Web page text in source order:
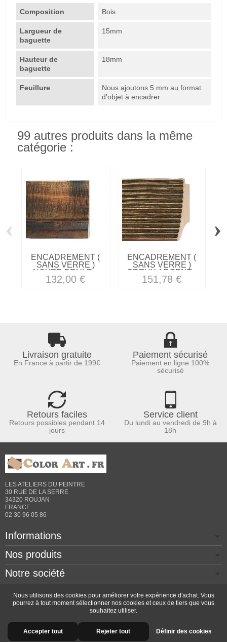
Composition Bois
Largueur de
baguette
15mm
Hauteur de
baguette
18mm
Feuillure
Nous ajoutons 5 mm au format
d'objet à encadrer
99 autres produits dans la même
catégorie :
ENCADREMENT (
SANS VERRE )
NOYER BRULE...
132,00 €
ENCADREMENT (
SANS VERRE )
CREUX ARGENT...
151,78 €
‹ ›
Livraison gratuite
En France à partir de 199€
Paiement sécurisé
Paiement en ligne 100%
sécurisé
Retours faciles
Retours possibles pendant 14
jours
Service client
Du lundi au vendredi de 9h à
18h
LES ATELIERS DU PEINTRE
30 RUE DE LA SERRE
34320 ROUJAN
FRANCE
02 30 96 05 86
Informations
Nos produits
Notre société
Contactez-nous
Copyright © 2026 - Design by Prestacrea
- Ecommerce
software byPrestaShop™
Nous utilisons des cookies pour améliorer votre expérience d'achat. Vous
pourrez à tout moment sélectionner nos cookies et ceux de tiers que vous
souhaitez utiliser.
Accepter tout Rejeter tout Définir des cookies